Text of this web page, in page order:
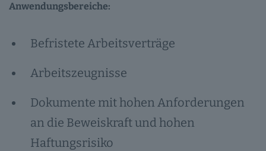
Anwendungsbereiche:
Befristete Arbeitsverträge
Arbeitszeugnisse
Dokumente mit hohen Anforderungen
an die Beweiskraft und hohen
Haftungsrisiko